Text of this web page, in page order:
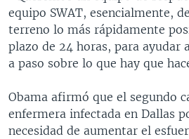
equipo SWAT, esencialmente,
terreno lo más rápidamente
plazo de 24 horas, para ayudar
a paso sobre lo que hay que
Obama afirmó que el segundo
enfermera infectada en Dallas
necesidad de aumentar el